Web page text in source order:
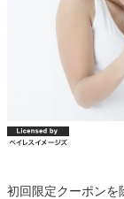
初回限定クーポンを